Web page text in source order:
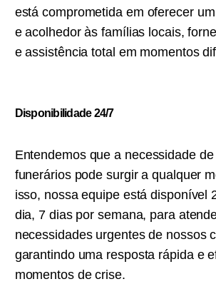
está comprometida em oferecer
e acolhedor às famílias locais,
e assistência total em momentos
Disponibilidade 24/7
Entendemos que a necessidade
funerários pode surgir a qualquer
isso, nossa equipe está disponível
dia, 7 dias por semana, para
necessidades urgentes de nossos
garantindo uma resposta rápida e
momentos de crise.